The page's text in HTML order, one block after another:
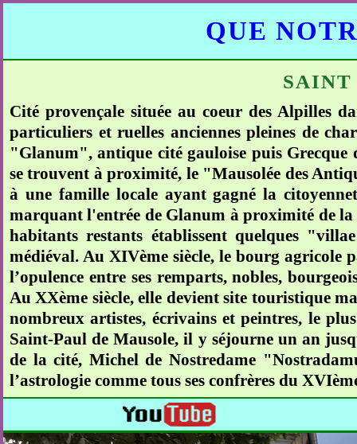
QUE
SAINT
Cité provençale située au coeur des Alpilles
particuliers et ruelles anciennes pleines de
"Glanum", antique cité gauloise puis Grecque
se trouvent à proximité, le "Mausolée des
à une famille locale ayant gagné la
marquant l'entrée de Glanum à proximité de
habitants restants établissent quelques
médiéval. Au XIVème siècle, le bourg agricole
l’opulence entre ses remparts, nobles,
Au XXème siècle, elle devient site touristique
nombreux artistes, écrivains et peintres, le
Saint-Paul de Mausole, il y séjourne un an
de la cité, Michel de Nostredame
l’astrologie comme tous ses confrères du